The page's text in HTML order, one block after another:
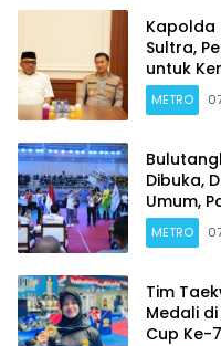
Kapolda
Sultra,
untuk
METRO
Dibuka,
Umum,
METRO
Tim
Medali
Cup Ke-